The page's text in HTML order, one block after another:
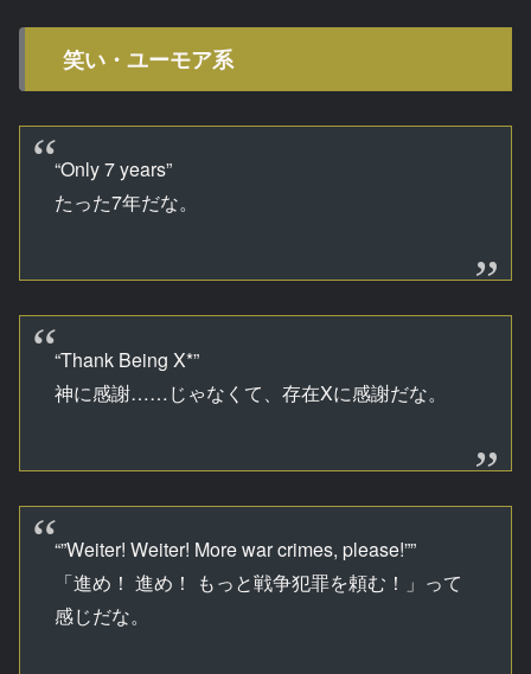
笑い・ユーモア系
“Only 7 years”
たった7年だな。
“Thank Being X*”
神に感謝……じゃなくて、存在Xに感謝だな。
“”Weiter! Weiter! More war crimes, please!””
「進め！ 進め！ もっと戦争犯罪を頼む！」って
感じだな。